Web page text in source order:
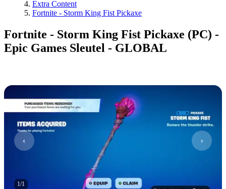
Extra Content
Fortnite - Storm King Fist Pickaxe
Fortnite - Storm King Fist Pickaxe (PC) -
Epic Games Sleutel - GLOBAL
1/1